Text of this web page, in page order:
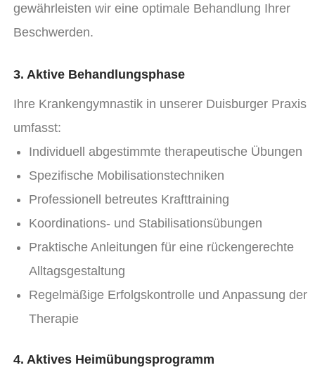
gewährleisten wir eine optimale Behandlung Ihrer
Beschwerden.
3. Aktive Behandlungsphase
Ihre Krankengymnastik in unserer Duisburger Praxis
umfasst:
Individuell abgestimmte therapeutische Übungen
Spezifische Mobilisationstechniken
Professionell betreutes Krafttraining
Koordinations- und Stabilisationsübungen
Praktische Anleitungen für eine rückengerechte
Alltagsgestaltung
Regelmäßige Erfolgskontrolle und Anpassung der
Therapie
4. Aktives Heimübungsprogramm